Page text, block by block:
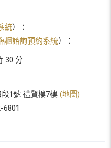
統）：
櫃諮詢預約系統）：
30 分
1號 禮賢樓7樓 (地圖)
6801